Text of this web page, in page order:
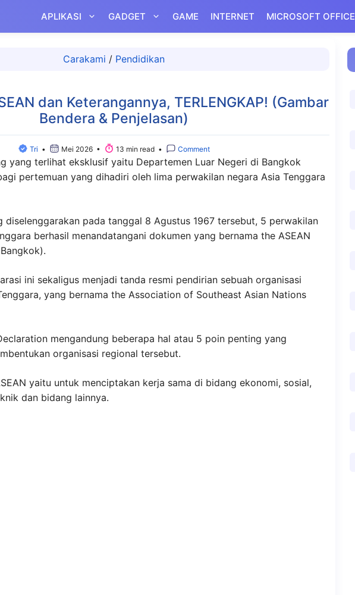
APLIKASI GADGET GAME INTERNET MICROSOFT OFFICE
Carakami / Pendidikan
dan Keterangannya, TERLENGKAP! (Gambar
Bendera & Penjelasan)
Tri • Mei 2026 • 13 min read • Comment
yang terlihat eksklusif yaitu Departemen Luar Negeri di Bangkok
pertemuan yang dihadiri oleh lima perwakilan negara Asia Tenggara
diselenggarakan pada tanggal 8 Agustus 1967 tersebut, 5 perwakilan
berhasil menandatangani dokumen yang bernama the ASEAN
ini sekaligus menjadi tanda resmi pendirian sebuah organisasi
yang bernama the Association of Southeast Asian Nations
mengandung beberapa hal atau 5 poin penting yang
organisasi regional tersebut.
yaitu untuk menciptakan kerja sama di bidang ekonomi, sosial,
dan bidang lainnya.